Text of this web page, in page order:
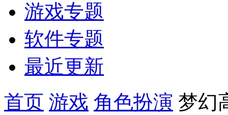
游戏专题
软件专题
最近更新
首页 游戏 角色扮演 梦幻